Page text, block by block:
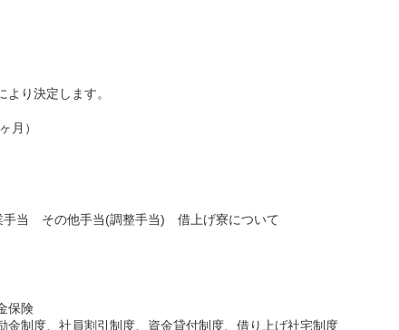
り決定します。
月）
当 その他手当(調整手当) 借上げ寮について
保険
金制度、社員割引制度、資金貸付制度、借り上げ社宅制度